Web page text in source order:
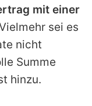
mit einer
sei es
nicht
Summe
hinzu.